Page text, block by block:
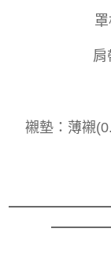
肩
襯墊： 薄襯